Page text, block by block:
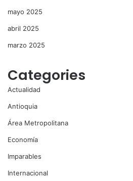
mayo 2025
abril 2025
marzo 2025
Categories
Actualidad
Antioquia
Área Metropolitana
Economía
Imparables
Internacional